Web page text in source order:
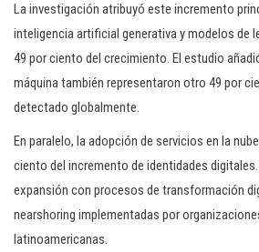
La investigación atribuyó este incremento
inteligencia artificial generativa y modelos de
49 por ciento del crecimiento. El estudio
máquina también representaron otro 49 por
detectado globalmente.
En paralelo, la adopción de servicios en la
ciento del incremento de identidades
expansión con procesos de transformación
nearshoring implementadas por
latinoamericanas.